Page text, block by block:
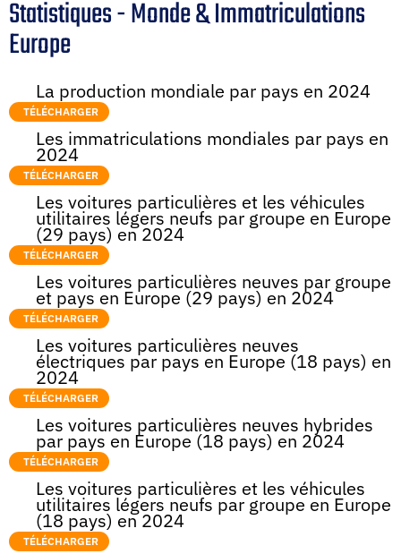
Statistiques - Monde & Immatriculations
Europe
La production mondiale par pays en 2024
TÉLÉCHARGER
Les immatriculations mondiales par pays en
2024
TÉLÉCHARGER
Les voitures particulières et les véhicules
utilitaires légers neufs par groupe en Europe
(29 pays) en 2024
TÉLÉCHARGER
Les voitures particulières neuves par groupe
et pays en Europe (29 pays) en 2024
TÉLÉCHARGER
Les voitures particulières neuves
électriques par pays en Europe (18 pays) en
2024
TÉLÉCHARGER
Les voitures particulières neuves hybrides
par pays en Europe (18 pays) en 2024
TÉLÉCHARGER
Les voitures particulières et les véhicules
utilitaires légers neufs par groupe en Europe
(18 pays) en 2024
TÉLÉCHARGER